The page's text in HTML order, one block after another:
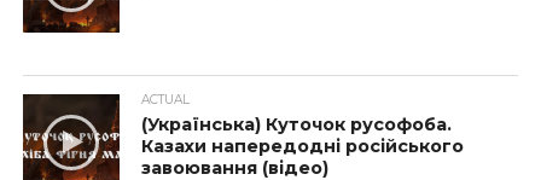
ACTUAL
(Українська) Куточок русофоба.
Казахи напередодні російського
завоювання (відео)